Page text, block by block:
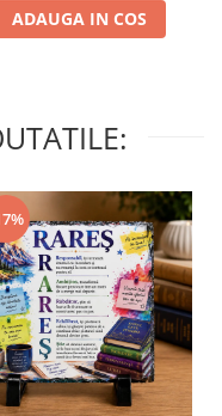
ADAUGA IN COS